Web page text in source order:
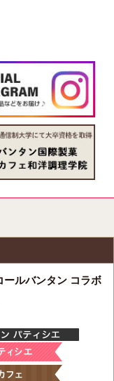
ールバンタン コラボ